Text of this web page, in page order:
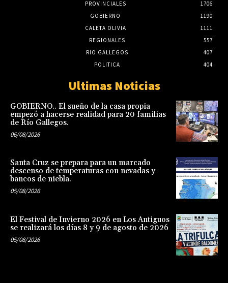
PROVINCIALES
1706
GOBIERNO
1190
CALETA OLIVIA
1111
REGIONALES
557
RIO GALLEGOS
407
POLITICA
404
Ultimas Noticias
GOBIERNO.. El sueño de la casa propia
empezó a hacerse realidad para 20 familias
de Río Gallegos.
06/08/2026
Santa Cruz se prepara para un marcado
descenso de temperaturas con nevadas y
bancos de niebla.
05/08/2026
El Festival de Invierno 2026 en Los Antiguos
se realizará los días 8 y 9 de agosto de 2026
05/08/2026